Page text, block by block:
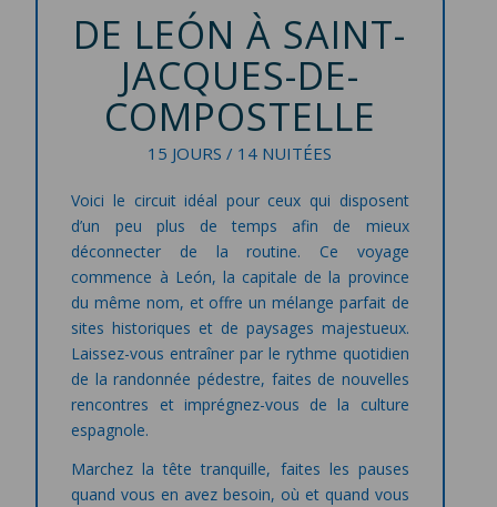
DE LEÓN À SAINT-
JACQUES-DE-
COMPOSTELLE
15 JOURS / 14 NUITÉES
Voici le circuit idéal pour ceux qui disposent
d’un peu plus de temps afin de mieux
déconnecter de la routine. Ce voyage
commence à León, la capitale de la province
du même nom, et offre un mélange parfait de
sites historiques et de paysages majestueux.
Laissez-vous entraîner par le rythme quotidien
de la randonnée pédestre, faites de nouvelles
rencontres et imprégnez-vous de la culture
espagnole.
Marchez la tête tranquille, faites les pauses
quand vous en avez besoin, où et quand vous